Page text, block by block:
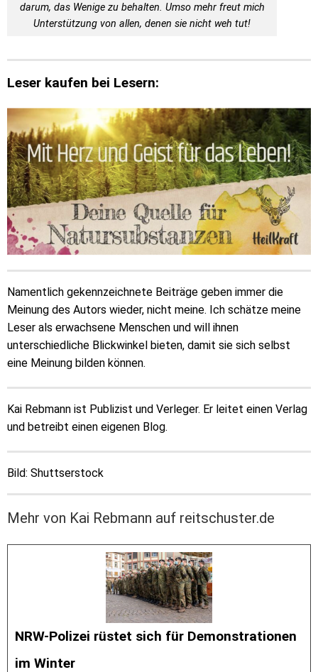
darum, das Wenige zu behalten. Umso mehr freut mich
Unterstützung von allen, denen sie nicht weh tut!
Leser kaufen bei Lesern:
Namentlich gekennzeichnete Beiträge geben immer die
Meinung des Autors wieder, nicht meine. Ich schätze meine
Leser als erwachsene Menschen und will ihnen
unterschiedliche Blickwinkel bieten, damit sie sich selbst
eine Meinung bilden können.
Kai Rebmann ist Publizist und Verleger. Er leitet einen Verlag
und betreibt einen eigenen Blog.
Bild: Shuttserstock
Mehr von Kai Rebmann auf reitschuster.de
NRW-Polizei rüstet sich für Demonstrationen
im Winter